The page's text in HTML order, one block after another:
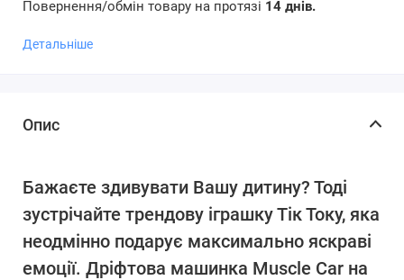
Повернення/обмін товару на протязі 14 днів.
Детальніше
Опис
Бажаєте здивувати Вашу дитину? Тоді
зустрічайте трендову іграшку Тік Току, яка
неодмінно подарує максимально яскраві
емоції. Дріфтова машинка Muscle Car на